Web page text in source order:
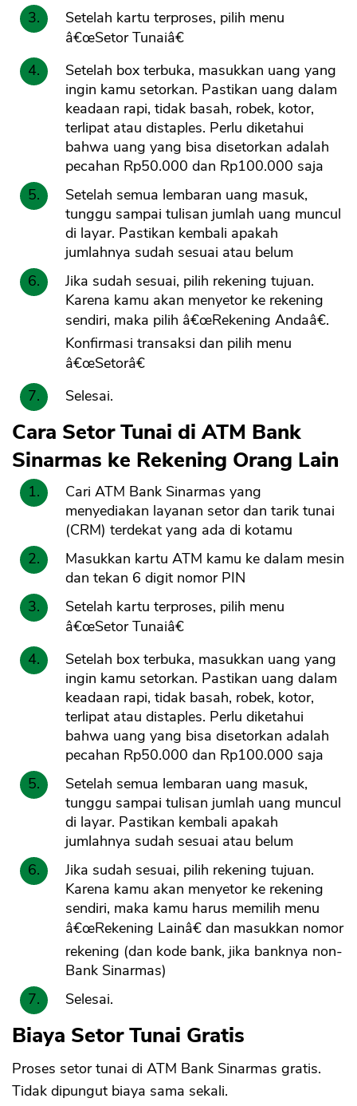
Setelah kartu terproses, pilih menu
â€œSetor Tunaiâ€
Setelah box terbuka, masukkan uang yang
ingin kamu setorkan. Pastikan uang dalam
keadaan rapi, tidak basah, robek, kotor,
terlipat atau distaples. Perlu diketahui
bahwa uang yang bisa disetorkan adalah
pecahan Rp50.000 dan Rp100.000 saja
Setelah semua lembaran uang masuk,
tunggu sampai tulisan jumlah uang muncul
di layar. Pastikan kembali apakah
jumlahnya sudah sesuai atau belum
Jika sudah sesuai, pilih rekening tujuan.
Karena kamu akan menyetor ke rekening
sendiri, maka pilih â€œRekening Andaâ€.
Konfirmasi transaksi dan pilih menu
â€œSetorâ€
Selesai.
Cara Setor Tunai di ATM Bank
Sinarmas ke Rekening Orang Lain
Cari ATM Bank Sinarmas yang
menyediakan layanan setor dan tarik tunai
(CRM) terdekat yang ada di kotamu
Masukkan kartu ATM kamu ke dalam mesin
dan tekan 6 digit nomor PIN
Setelah kartu terproses, pilih menu
â€œSetor Tunaiâ€
Setelah box terbuka, masukkan uang yang
ingin kamu setorkan. Pastikan uang dalam
keadaan rapi, tidak basah, robek, kotor,
terlipat atau distaples. Perlu diketahui
bahwa uang yang bisa disetorkan adalah
pecahan Rp50.000 dan Rp100.000 saja
Setelah semua lembaran uang masuk,
tunggu sampai tulisan jumlah uang muncul
di layar. Pastikan kembali apakah
jumlahnya sudah sesuai atau belum
Jika sudah sesuai, pilih rekening tujuan.
Karena kamu akan menyetor ke rekening
sendiri, maka kamu harus memilih menu
â€œRekening Lainâ€ dan masukkan nomor
rekening (dan kode bank, jika banknya non-
Bank Sinarmas)
Selesai.
Biaya Setor Tunai Gratis
Proses setor tunai di ATM Bank Sinarmas gratis.
Tidak dipungut biaya sama sekali.